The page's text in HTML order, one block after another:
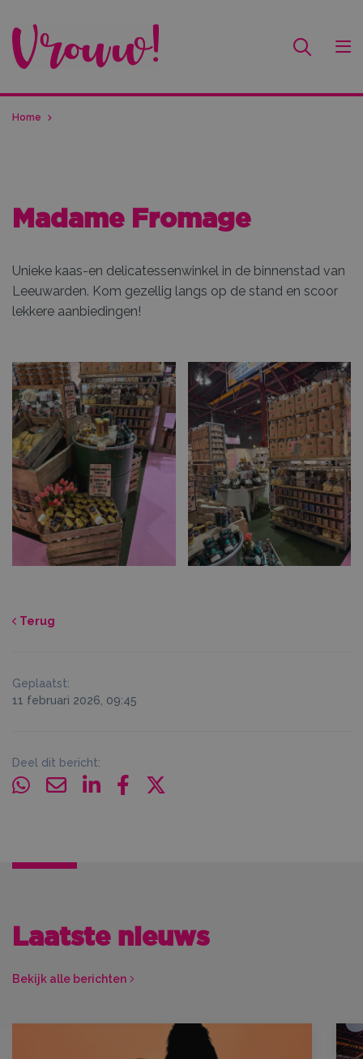
Home
Terug
Geplaatst:
11 februari 2026, 09:45
Deel dit bericht:
Madame Fromage
Unieke kaas-en delicatessenwinkel in de binnenstad van
Leeuwarden. Kom gezellig langs op de stand en scoor
lekkere aanbiedingen!
Laatste nieuws
Bekijk alle berichten